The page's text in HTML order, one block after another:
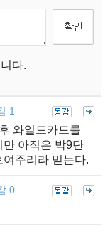
다.
1
와일드카드를
만 아직은 박9단
주리라 믿는다.
0